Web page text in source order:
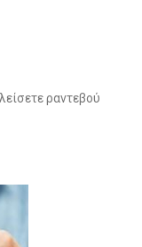
ραντεβού